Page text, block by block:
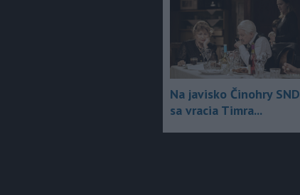
Na javisko Činohry SND
sa vracia Timra...